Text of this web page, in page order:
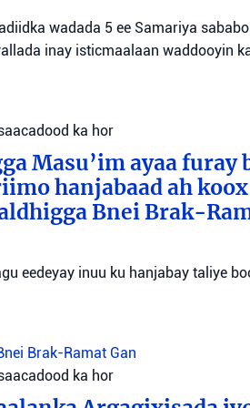
wadada 5 ee Samariya
inay isticmaalaan waddooyin
ka hor
Masu’im ayaa furay
hanjabaad ah
Bnei Brak-
eedeyay inuu ku hanjabay taliye
Brak-Ramat Gan
ka hor